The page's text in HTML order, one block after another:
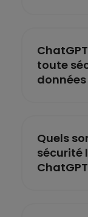
toute
Quels
sécurité